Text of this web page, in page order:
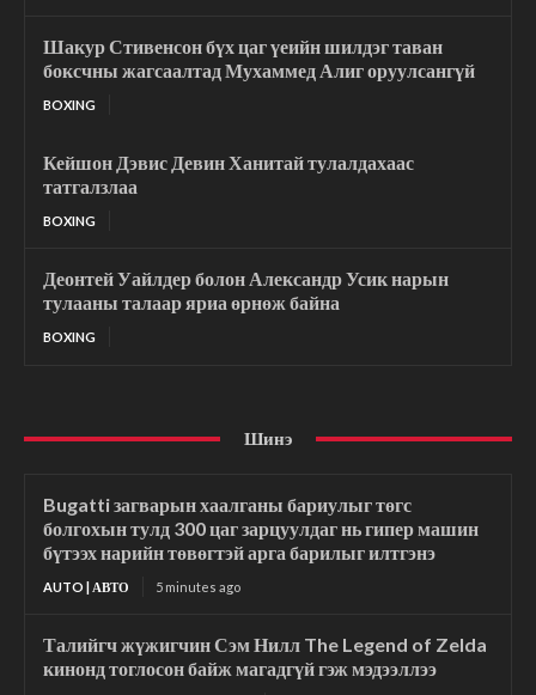
Шакур Стивенсон бүх цаг үеийн шилдэг таван
боксчны жагсаалтад Мухаммед Алиг оруулсангүй
BOXING
Кейшон Дэвис Девин Ханитай тулалдахаас
татгалзлаа
BOXING
Деонтей Уайлдер болон Александр Усик нарын
тулааны талаар яриа өрнөж байна
BOXING
Шинэ
Bugatti загварын хаалганы бариулыг төгс
болгохын тулд 300 цаг зарцуулдаг нь гипер машин
бүтээх нарийн төвөгтэй арга барилыг илтгэнэ
AUTO | АВТО 5 minutes ago
Талийгч жүжигчин Сэм Нилл The Legend of Zelda
кинонд тоглосон байж магадгүй гэж мэдээллээ